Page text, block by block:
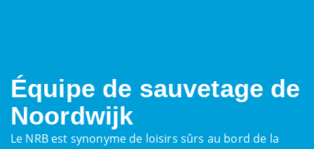
Équipe de sauvetage de
Noordwijk
Le NRB est synonyme de loisirs sûrs au bord de la